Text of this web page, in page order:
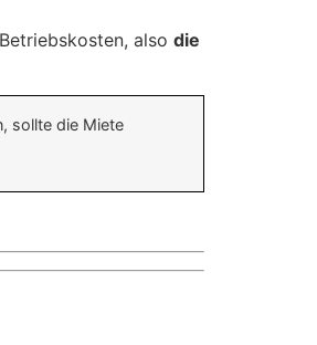
also die
sollte die Miete